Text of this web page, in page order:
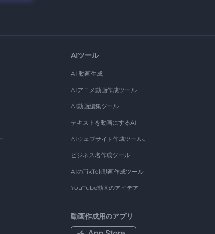
AIツール
AI 動画生成
AIアニメ動画作成ツール
AI動画編集ツール
テキストを動画にするAI
AIウェブサイト作成ツール。
ビジネス名作成ツール
AIのTikTok動画作成ツール
YouTube動画のアイデア
動画作成用のアプリ